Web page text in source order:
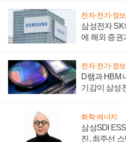
전자·전기·정
삼성전자 SK
에 해외 증권
전자·전기·정
D램과 HBM
기감이 삼성
화학·에너지
삼성SDI
진, 최주선